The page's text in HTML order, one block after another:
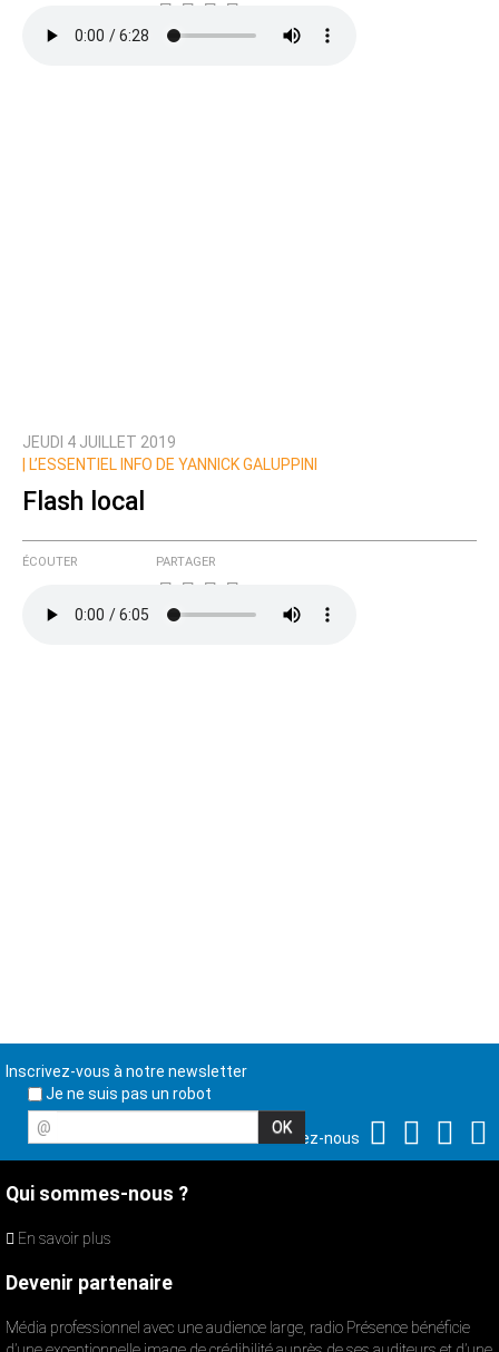
JEUDI 4 JUILLET 2019
L’ESSENTIEL INFO DE YANNICK GALUPPINI
Flash local
ÉCOUTER PARTAGER
Inscrivez-vous à notre newsletter
Je ne suis pas un robot
@
Suivez-nous
Qui sommes-nous ?
En savoir plus
Devenir partenaire
Média professionnel avec une audience large, radio Présence bénéficie